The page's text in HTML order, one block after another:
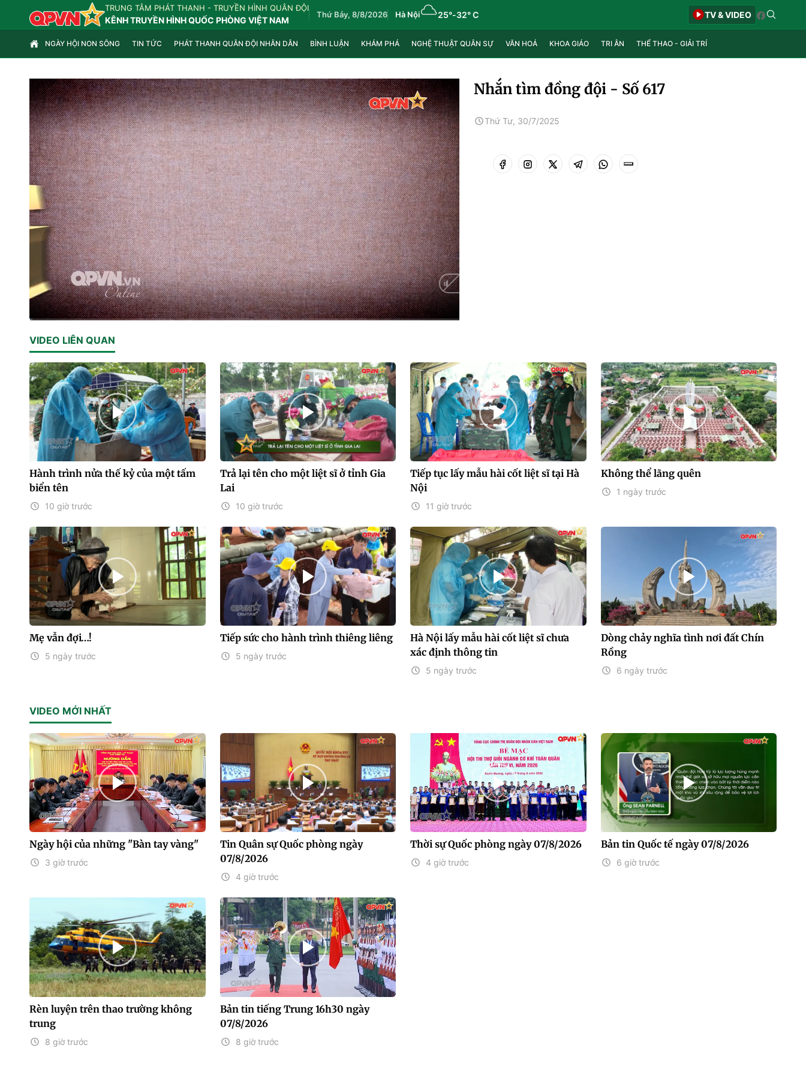
TRUNG TÂM PHÁT THANH - TRUYỀN HÌNH QUÂN ĐỘI
KÊNH TRUYỀN HÌNH QUỐC PHÒNG VIỆT NAM
Thứ Bảy, 8/8/2026 Hà Nội 25°-32° C TV & VIDEO
NGÀY HỘI NON SÔNG TIN TỨC PHÁT THANH QUÂN ĐỘI NHÂN DÂN BÌNH LUẬN KHÁM PHÁ NGHỆ THUẬT QUÂN SỰ VĂN HOÁ KHOA GIÁO TRI ÂN THỂ THAO - GIẢI TRÍ
Nhắn tìm đồng đội - Số 617
Thứ Tư, 30/7/2025
VIDEO LIÊN QUAN
Hành trình nửa thế kỷ của một tấm
biển tên
10 giờ trước
Trả lại tên cho một liệt sĩ ở tỉnh Gia
Lai
10 giờ trước
Tiếp tục lấy mẫu hài cốt liệt sĩ tại Hà
Nội
11 giờ trước
Không thể lãng quên
1 ngày trước
Mẹ vẫn đợi…!
5 ngày trước
Tiếp sức cho hành trình thiêng liêng
5 ngày trước
Hà Nội lấy mẫu hài cốt liệt sĩ chưa
xác định thông tin
5 ngày trước
Dòng chảy nghĩa tình nơi đất Chín
Rồng
6 ngày trước
VIDEO MỚI NHẤT
Ngày hội của những "Bàn tay vàng"
3 giờ trước
Tin Quân sự Quốc phòng ngày
07/8/2026
4 giờ trước
Thời sự Quốc phòng ngày 07/8/2026
4 giờ trước
Bản tin Quốc tế ngày 07/8/2026
6 giờ trước
Rèn luyện trên thao trường không
trung
8 giờ trước
Bản tin tiếng Trung 16h30 ngày
07/8/2026
8 giờ trước